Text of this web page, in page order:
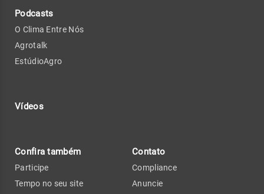
Podcasts
O Clima Entre Nós
Agrotalk
EstúdioAgro
Vídeos
Confira também
Participe
Tempo no seu site
Contato
Compliance
Anuncie